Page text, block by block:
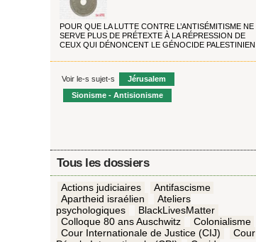
POUR QUE LA LUTTE CONTRE L’ANTISÉMITISME NE
SERVE PLUS DE PRÉTEXTE À LA RÉPRESSION DE
CEUX QUI DÉNONCENT LE GÉNOCIDE PALESTINIEN
Voir le-s sujet-s
Jérusalem
Sionisme - Antisionisme
Tous les dossiers
Actions judiciaires
Antifascisme
Apartheid israélien
Ateliers
psychologiques
BlackLivesMatter
Colloque 80 ans Auschwitz
Colonialisme
Cour Internationale de Justice (CIJ)
Cour